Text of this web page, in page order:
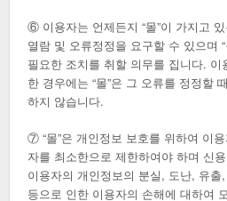
⑥ 이용자는 언제든지 “몰”이 가지고
열람 및 오류정정을 요구할 수 있으며
필요한 조치를 취할 의무를 집니다.
한 경우에는 “몰”은 그 오류를 정정할
하지 않습니다.
⑦ “몰”은 개인정보 보호를 위하여 이
자를 최소한으로 제한하여야 하며 신
이용자의 개인정보의 분실, 도난, 유
등으로 인한 이용자의 손해에 대하여